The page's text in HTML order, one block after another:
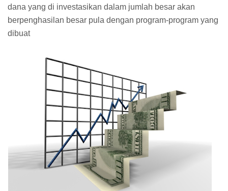
dana yang di investasikan dalam jumlah besar akan
berpenghasilan besar pula dengan program-program yang
dibuat